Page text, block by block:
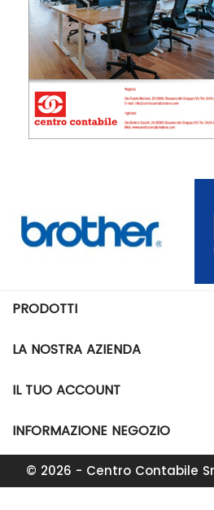
PRODOTTI
LA NOSTRA AZIENDA
IL TUO ACCOUNT
INFORMAZIONE NEGOZIO
© 2026 - Centro Contabile